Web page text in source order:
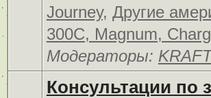
Journey, Другие
300C, Magnum,
Модераторы:
Консультации по